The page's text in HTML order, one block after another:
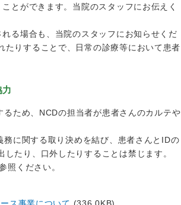
とができます。当院のスタッフにお伝えく
る場合も、当院のスタッフにお知らせくだ
りすることで、日常の診療等において患者
ため、NCDの担当者が患者さんのカルテや
に関する取り決めを結び、患者さんとIDの
たり、口外したりすることは禁じます。
照ください。